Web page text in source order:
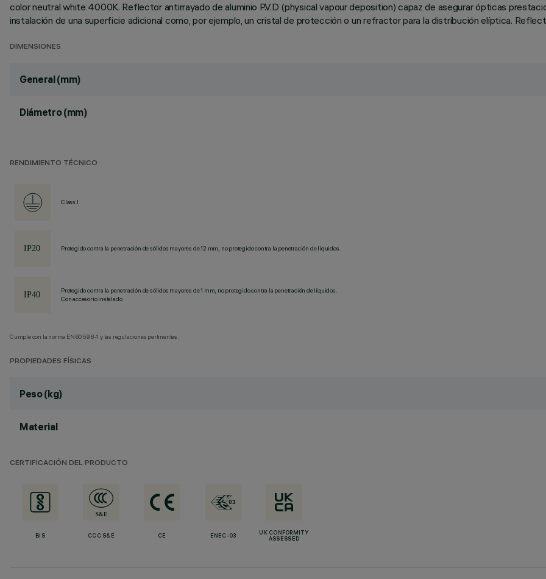
color neutral white 4000K. Reflector antirrayado de aluminio P.V.D (physical vapour deposition) capaz de asegurar ópticas
instalación de una superficie adicional como, por ejemplo, un cristal de protección o un refractor para la distribución elíptica.
DIMENSIONES
General (mm)
Diámetro (mm)
RENDIMIENTO TÉCNICO
Class I
Protegido contra la penetración de sólidos mayores de 12 mm, no protegido contra la penetración de líquidos.
Protegido contra la penetración de sólidos mayores de 1 mm, no protegido contra la penetración de líquidos.
Con accesorio instalado
Cumple con la norma EN60598-1 y las regulaciones pertinentes.
PROPIEDADES FÍSICAS
Peso (kg)
Material
CERTIFICACIÓN DEL PRODUCTO
BIS CCC S&E CE ENEC-03
UK CONFORMITY
ASSESSED